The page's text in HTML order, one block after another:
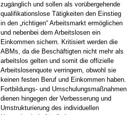
zugänglich und sollen als vorübergehende
qualifikationslose Tätigkeiten den Einstieg
in den „richtigen“ Arbeitsmarkt ermöglichen
und nebenbei dem Arbeitslosen ein
Einkommen sichern. Kritisiert werden die
ABMs, da die Beschäftigten nicht mehr als
arbeitslos gelten und somit die offizielle
Arbeitslosenquote verringern, obwohl sie
keinen festen Beruf und Einkommen haben.
Fortbildungs- und Umschulungsmaßnahmen
dienen hingegen der Verbesserung und
Umstrukturierung des individuellen